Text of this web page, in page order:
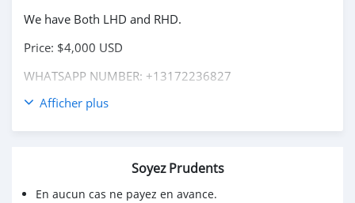
We have Both LHD and RHD.
Price: $4,000 USD
WHATSAPP NUMBER: +13172236827
CONTACT EMAIL: lucansachezs@hotmail.com
Afficher plus
Soyez Prudents
En aucun cas ne payez en avance.